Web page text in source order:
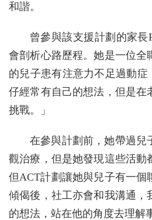
和諧。
曾參與該支援計劃的家長
會剖析心路歷程。她是一位全
的兒子患有注意力不足過動
仔經常有自己的想法，但是在
挑戰。」
在參與計劃前，她帶過兒
觀治療，但是她發現這些活動
但ACT計劃讓她與兒子有一個
傾偈後，社工亦會和我溝通，
的想法，站在他的角度去理解